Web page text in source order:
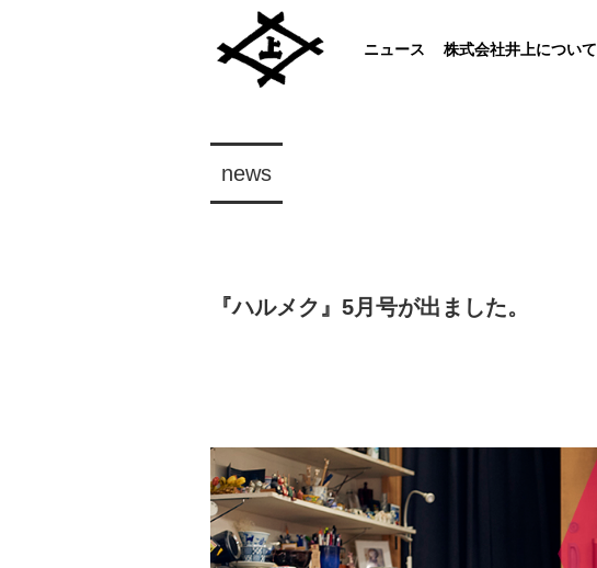
ニュース 株式会社井上について
news
『ハルメク』5月号が出ました。